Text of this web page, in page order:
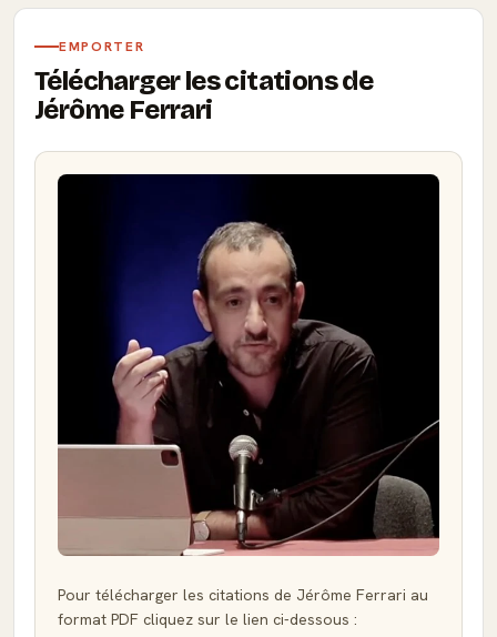
EMPORTER
Télécharger les citations de
Jérôme Ferrari
Pour télécharger les citations de Jérôme Ferrari au
format PDF cliquez sur le lien ci-dessous :